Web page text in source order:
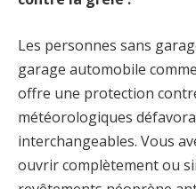
Les personnes sans
garage automobile
offre une protection
météorologiques
interchangeables. Vous
ouvrir complètement ou